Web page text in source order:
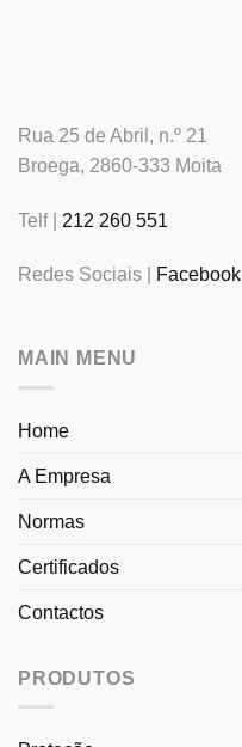
Rua 25 de Abril, n.º 21
Broega, 2860-333 Moita
Telf | 212 260 551
Redes Sociais | Facebook
MAIN MENU
Home
A Empresa
Normas
Certificados
Contactos
PRODUTOS